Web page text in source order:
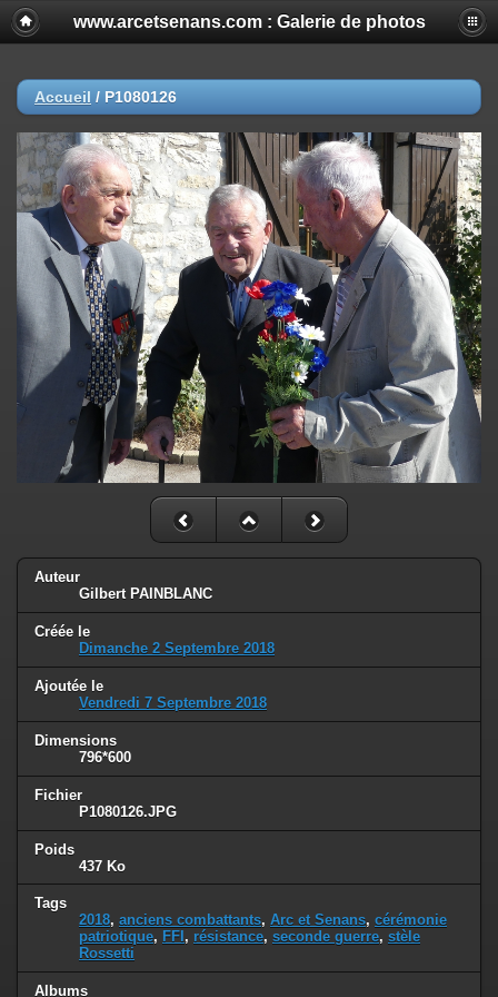
www.arcetsenans.com : Galerie de photos
Accueil / P1080126
Auteur
Gilbert PAINBLANC
Créée le
Dimanche 2 Septembre 2018
Ajoutée le
Vendredi 7 Septembre 2018
Dimensions
796*600
Fichier
P1080126.JPG
Poids
437 Ko
Tags
2018, anciens combattants, Arc et Senans, cérémonie
patriotique, FFI , résistance, seconde guerre, stèle
Rossetti
Albums